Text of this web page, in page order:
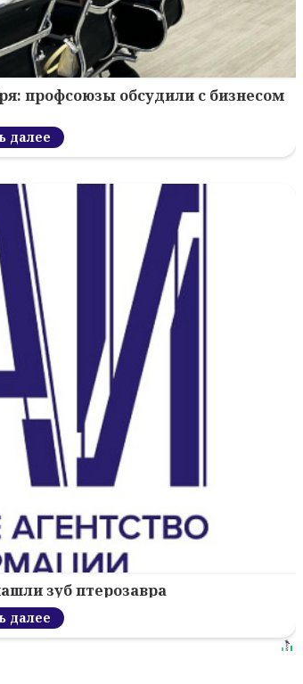
профсоюзы обсудили с бизнесом
далее
зуб птерозавра
далее